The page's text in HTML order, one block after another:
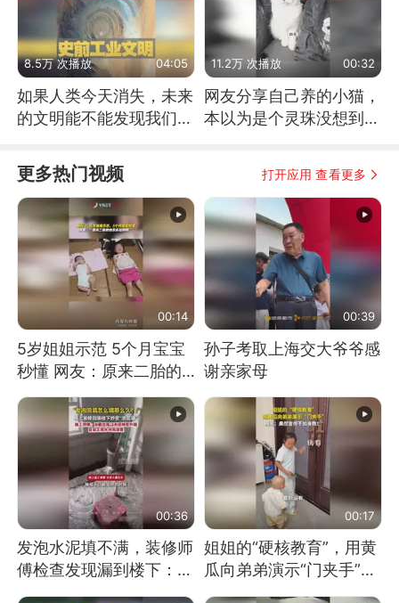
8.5万 次播放 04:05
如果人类今天消失，未来
的文明能不能发现我们存
11.2万 次播放 00:32
网友分享自己养的小猫，
本以为是个灵珠没想到是
更多热门视频 打开应用 查看更多
00:14
5岁姐姐示范 5个月宝宝
秒懂 网友：原来二胎的
快乐长这样
00:39
孙子考取上海交大爷爷感
谢亲家母
00:36
发泡水泥填不满，装修师
傅检查发现漏到楼下：出
风口未延伸到外墙
00:17
姐姐的“硬核教育”，用黄
瓜向弟弟演示“门夹手”，
网友：果然言传不如身